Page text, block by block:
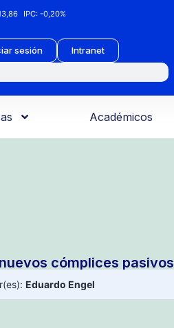
IPC:-0,20%
sesión Intranet
Académicos
cómplices pasivos
Eduardo Engel